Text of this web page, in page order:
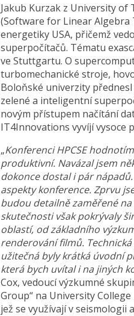
Jakub Kurzak z University of
(Software for Linear Algebra
energetiky USA, přičemž
superpočítačů. Tématu
ve Stuttgartu. O
turbomechanické stroje,
Boloňské univerzity
zelené a inteligentní
novým přístupem načítání
IT4Innovations vyvíjí vysoce
„Konferenci HPCSE
produktivní. Navázal jsem
dokonce dostal i pár
aspekty konference. Zprvu
budou detailně zaměřené
skutečnosti však pokrývaly
oblastí, od základního
renderování filmů.
užitečná byly krátká úvodní
která bych uvítal i na jiných
Cox, vedoucí výzkumné
Group“ na University
jež se využívají v seismologii